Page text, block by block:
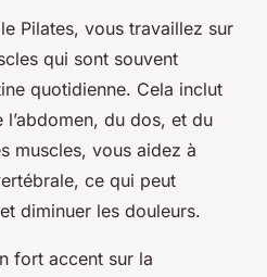
Pilates, vous travaillez sur
qui sont souvent
quotidienne. Cela inclut
du dos, et du
muscles, vous aidez à
ce qui peut
diminuer les douleurs.
fort accent sur la